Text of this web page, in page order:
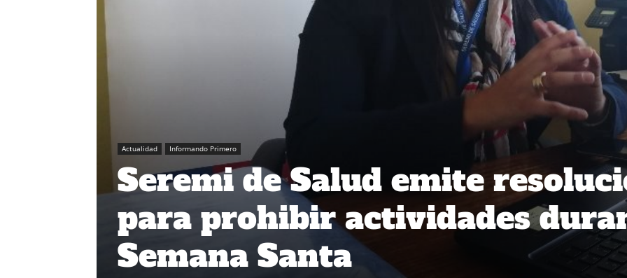
Actualidad Informando Primero
Seremi de Salud emite
para prohibir actividades
Semana Santa